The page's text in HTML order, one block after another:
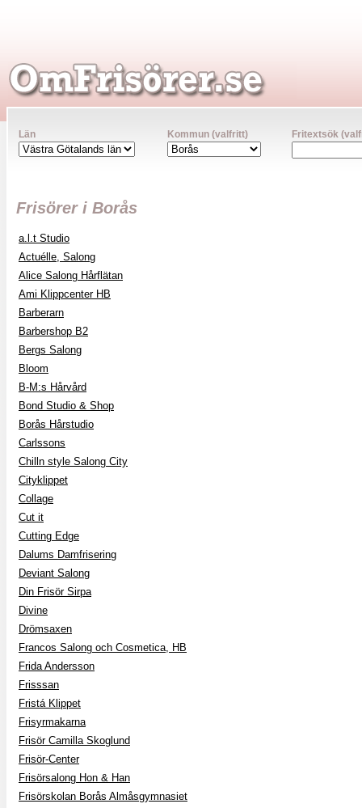
Län Kommun (valfritt) Fritextsök
Frisörer i Borås
a.l.t Studio
Actuélle, Salong
Alice Salong Hårflätan
Ami Klippcenter HB
Barberarn
Barbershop B2
Bergs Salong
Bloom
B-M:s Hårvård
Bond Studio & Shop
Borås Hårstudio
Carlssons
Chilln style Salong City
Cityklippet
Collage
Cut it
Cutting Edge
Dalums Damfrisering
Deviant Salong
Din Frisör Sirpa
Divine
Drömsaxen
Francos Salong och Cosmetica, HB
Frida Andersson
Frisssan
Fristá Klippet
Frisyrmakarna
Frisör Camilla Skoglund
Frisör-Center
Frisörsalong Hon & Han
Frisörskolan Borås Almåsgymnasiet